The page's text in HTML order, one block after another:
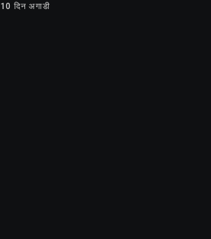
10 दिन अगाडी